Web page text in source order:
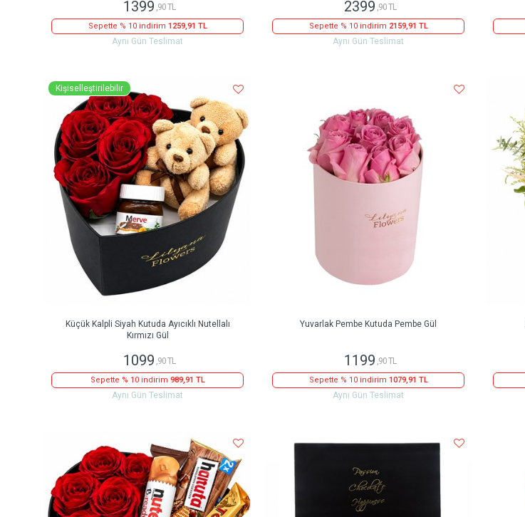
1399 ,90 TL
Sepette % 10 indirim 1259,91 TL
Aynı Gün Teslimat
2399 ,90 TL
Sepette % 10 indirim 2159,91 TL
Aynı Gün Teslimat
Kişiselleştirilebilir
Küçük Kalpli Siyah Kutuda Ayıcıklı Nutellalı
Kırmızı Gül
1099 ,90 TL
Sepette % 10 indirim 989,91 TL
Aynı Gün Teslimat
Yuvarlak Pembe Kutuda Pembe Gül
1199 ,90 TL
Sepette % 10 indirim 1079,91 TL
Aynı Gün Teslimat